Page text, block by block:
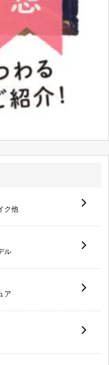
784776050000
031445076862
031445076855
031445074233
031445071935
ク他
ル
ア